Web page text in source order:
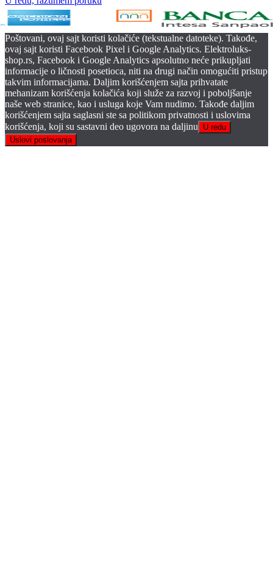
Poštovani, ovaj sajt koristi kolačiće (tekstualne datoteke). Takođe,
ovaj sajt koristi Facebook Pixel i Google Analytics. Elektroluks-
shop.rs, Facebook i Google Analytics apsolutno neće prikupljati
informacije o ličnosti posetioca, niti na drugi način omogućiti pristup
takvim informacijama. Daljim korišćenjem sajta prihvatate
mehanizam korišćenja kolačića koji služe za razvoj i poboljšanje
naše web stranice, kao i usluga koje Vam nudimo. Takođe daljim
korišćenjem sajta saglasni ste sa politikom privatnosti i uslovima
korišćenja, koji su sastavni deo ugovora na daljinu
U redu
Uslovi poslovanja